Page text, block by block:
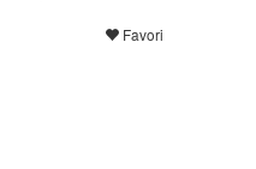
Favori